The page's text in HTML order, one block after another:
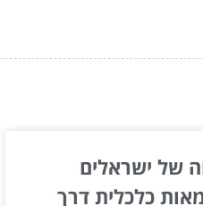
של ישראלים
כלכלית דרך